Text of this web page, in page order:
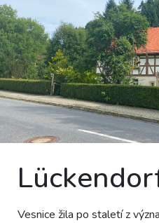
Vesnice žila po staletí z